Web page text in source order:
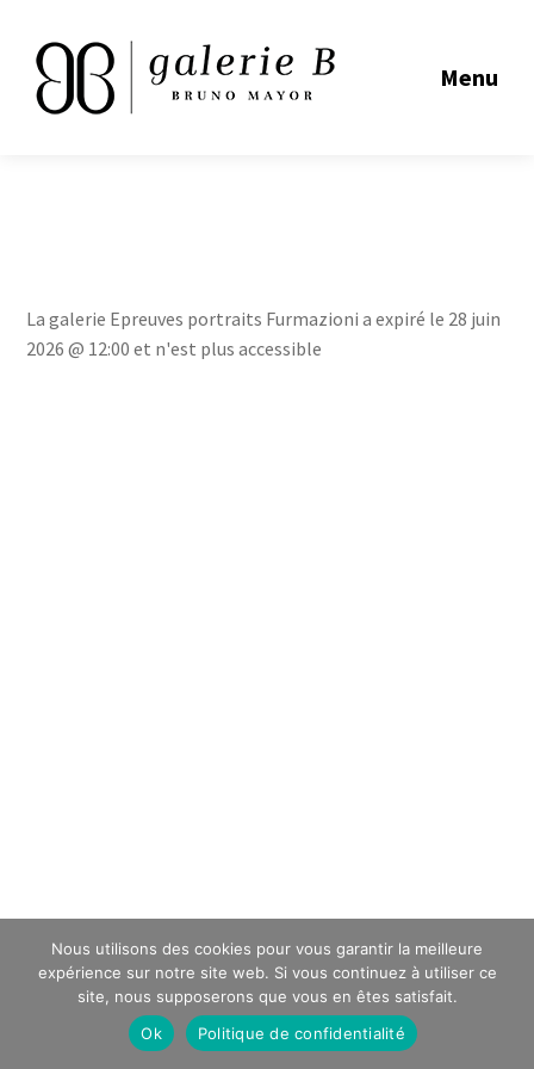
Menu
La galerie Epreuves portraits Furmazioni a expiré le 28 juin
2026 @ 12:00 et n'est plus accessible
Nous utilisons des cookies pour vous garantir la meilleure
expérience sur notre site web. Si vous continuez à utiliser ce
site, nous supposerons que vous en êtes satisfait.
Ok
Politique de confidentialité